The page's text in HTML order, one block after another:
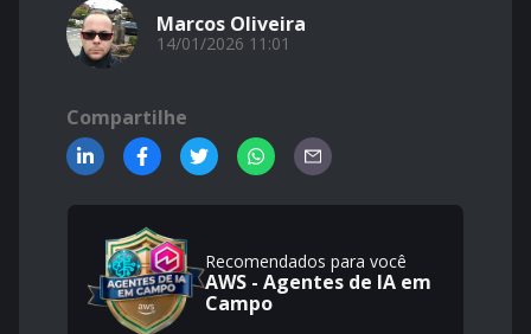
Marcos Oliveira
14/01/2026 11:01
Compartilhe
Recomendados para você
AWS - Agentes de IA em
Campo